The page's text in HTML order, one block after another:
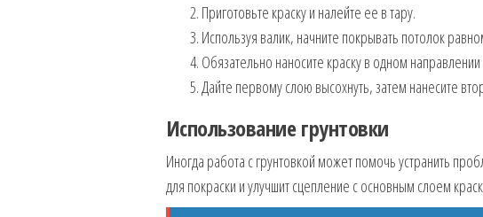
Приготовьте краску и налейте ее в тару.
Используя валик, начните покрывать потолок
Обязательно наносите краску в одном
Дайте первому слою высохнуть, затем нанесите
Использование грунтовки
Иногда работа с грунтовкой может помочь устранить
для покраски и улучшит сцепление с основным слоем